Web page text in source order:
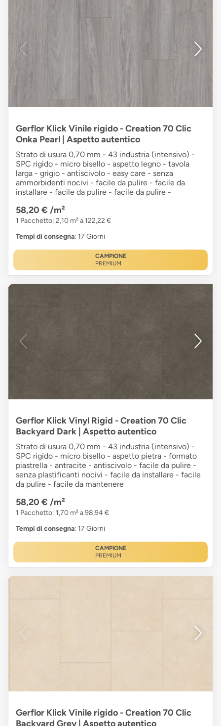
Gerflor Klick Vinile rigido - Creation 70 Clic
Onka Pearl | Aspetto autentico
Strato di usura 0,70 mm - 43 industria (intensivo) -
SPC rigido - micro bisello - aspetto legno - tavola
larga - grigio - antiscivolo - easy care - senza
ammorbidenti nocivi - facile da pulire - facile da
installare - facile da pulire - facile da pulire -
58,20 € /m²
1 Pacchetto: 2,10 m² a 122,22 €
Tempi di consegna: 17 Giorni
CAMPIONE
PREMIUM
Gerflor Klick Vinyl Rigid - Creation 70 Clic
Backyard Dark | Aspetto autentico
Strato di usura 0,70 mm - 43 industria (intensivo) -
SPC rigido - micro bisello - aspetto pietra - formato
piastrella - antracite - antiscivolo - facile da pulire -
senza plastificanti nocivi - facile da installare - facile
da pulire - facile da mantenere
58,20 € /m²
1 Pacchetto: 1,70 m² a 98,94 €
Tempi di consegna: 17 Giorni
CAMPIONE
PREMIUM
Gerflor Klick Vinile rigido - Creation 70 Clic
Backyard Grey | Aspetto autentico